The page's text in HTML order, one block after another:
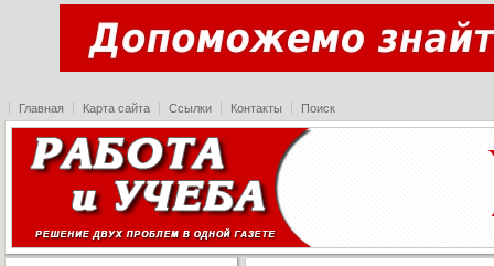
Главная Карта сайта Ссылки Контакты Поиск